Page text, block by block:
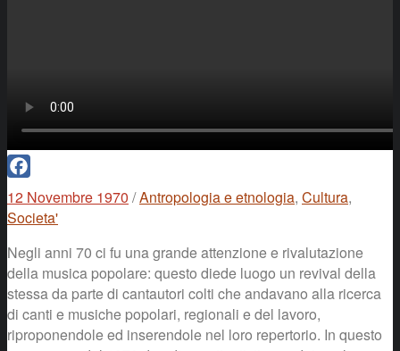
Facebook
12 Novembre 1970 /Antropologia e etnologia, Cultura,
Societa'
Negli anni 70 ci fu una grande attenzione e rivalutazione
della musica popolare: questo diede luogo un revival della
stessa da parte di cantautori colti che andavano alla ricerca
di canti e musiche popolari, regionali e del lavoro,
riproponendole ed inserendole nel loro repertorio. In questo